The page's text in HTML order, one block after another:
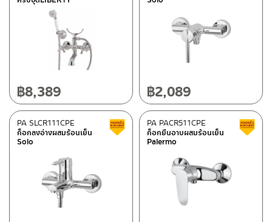
฿8,389 ฿2,089
ก็อกลงอ่างผสมร้อนเย็น
Solo
PA SLCR111CPE สินค้าลดราคา เคลียร์สต็อก
ก็อกยืนอาบผสมร้อนเย็น
Palermo
PA PACR511CPE